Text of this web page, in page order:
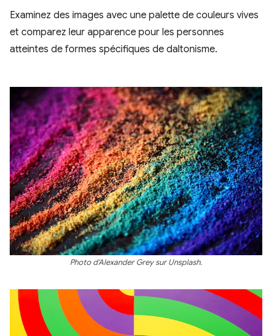
Examinez des images avec une palette de couleurs vives
et comparez leur apparence pour les personnes
atteintes de formes spécifiques de daltonisme.
Photo d'Alexander Grey sur Unsplash.